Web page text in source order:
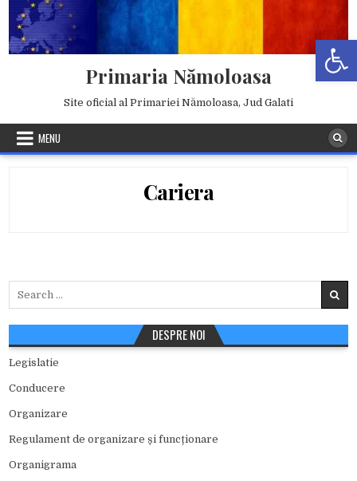
content
Primaria Nămoloasa
Site oficial al Primariei Nămoloasa, Jud Galati
MENU
Cariera
DESPRE NOI
Legislatie
Conducere
Organizare
Regulament de organizare și funcționare
Organigrama